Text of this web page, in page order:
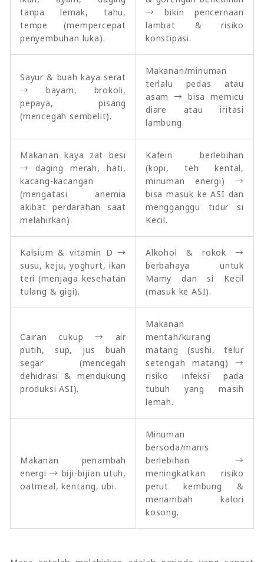
tanpa lemak, tahu,
tempe (mempercepat
penyembuhan luka).
→ bikin pencernaan
lambat & risiko
konstipasi.
Sayur & buah kaya serat
→ bayam, brokoli,
pepaya, pisang
(mencegah sembelit).
Makanan/minuman
terlalu pedas atau
asam → bisa memicu
diare atau iritasi
lambung.
Makanan kaya zat besi
→ daging merah, hati,
kacang-kacangan
(mengatasi anemia
akibat perdarahan saat
melahirkan).
Kafein berlebihan
(kopi, teh kental,
minuman energi) →
bisa masuk ke ASI dan
mengganggu tidur si
Kecil.
Kalsium & vitamin D →
susu, keju, yoghurt, ikan
teri (menjaga kesehatan
tulang & gigi).
Alkohol & rokok →
berbahaya untuk
Mamy dan si Kecil
(masuk ke ASI).
Cairan cukup → air
putih, sup, jus buah
segar (mencegah
dehidrasi & mendukung
produksi ASI).
Makanan
mentah/kurang
matang (sushi, telur
setengah matang) →
risiko infeksi pada
tubuh yang masih
lemah.
Makanan penambah
energi → biji-bijian utuh,
oatmeal, kentang, ubi.
Minuman
bersoda/manis
berlebihan →
meningkatkan risiko
perut kembung &
menambah kalori
kosong.